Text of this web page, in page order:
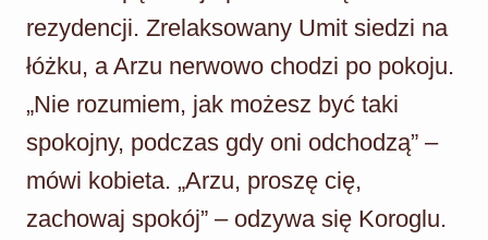
rezydencji. Zrelaksowany Umit siedzi na
łóżku, a Arzu nerwowo chodzi po pokoju.
„Nie rozumiem, jak możesz być taki
spokojny, podczas gdy oni odchodzą” –
mówi kobieta. „Arzu, proszę cię,
zachowaj spokój” – odzywa się Koroglu.